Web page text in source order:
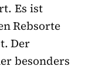
Es ist
Rebsorte
Der
besonders